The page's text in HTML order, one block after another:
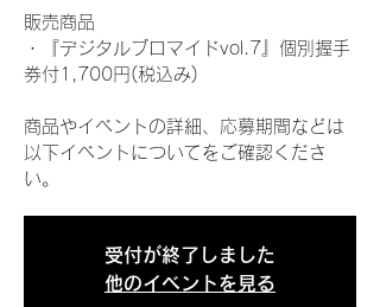
販売商品
・『デジタルブロマイドvol.7』個別握手
券付1,700円(税込み)
商品やイベントの詳細、応募期間などは
以下イベントについてをご確認くださ
い。
受付が終了しました
他のイベントを見る